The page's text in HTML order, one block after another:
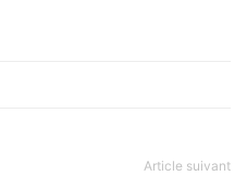
Article suivant